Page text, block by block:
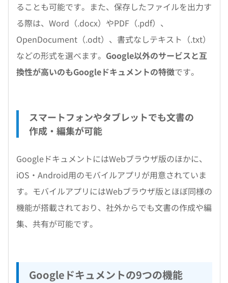
ることも可能です。また、保存したファイルを出力す
る際は、Word（.docx）やPDF（.pdf）、
OpenDocument（.odt）、書式なしテキスト（.txt）
などの形式を選べます。 Google以外のサービスと互
換性が高いのもGoogleドキュメントの特徴です。
スマートフォンやタブレットでも文書の
作成・編集が可能
GoogleドキュメントにはWebブラウザ版のほかに、
iOS・Android用のモバイルアプリが用意されていま
す。モバイルアプリにはWebブラウザ版とほぼ同様の
機能が搭載されており、社外からでも文書の作成や編
集、共有が可能です。
Googleドキュメントの9つの機能